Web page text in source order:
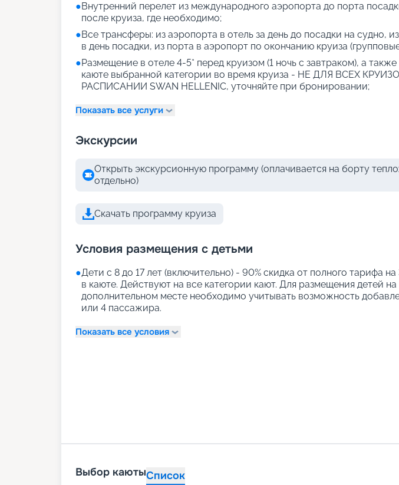
●Внутренний перелет из международного аэропорта до порта
после круиза, где необходимо;
●Все трансферы: из аэропорта в отель за день до посадки на судно,
в день посадки, из порта в аэропорт по окончанию круиза
●Размещение в отеле 4-5* перед круизом (1 ночь с завтраком), а
каюте выбранной категории во время круиза - НЕ ДЛЯ ВСЕХ
РАСПИСАНИИ SWAN HELLENIC, уточняйте при бронировании;
Показать все услуги
Экскурсии
Открыть экскурсионную программу (оплачивается на борту
отдельно)
Скачать программу круиза
Условия размещения с детьми
●Дети с 8 до 17 лет (включительно) - 90% скидка от полного тарифа
в каюте. Действуют на все категории кают. Для размещения детей на
дополнительном месте необходимо учитывать возможность
или 4 пассажира.
Показать все условия
Выбор каютыСписок